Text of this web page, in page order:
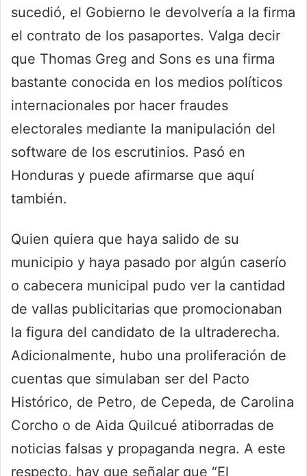
sucedió, el Gobierno le devolvería a la firma
el contrato de los pasaportes. Valga decir
que Thomas Greg and Sons es una firma
bastante conocida en los medios políticos
internacionales por hacer fraudes
electorales mediante la manipulación del
software de los escrutinios. Pasó en
Honduras y puede afirmarse que aquí
también.
Quien quiera que haya salido de su
municipio y haya pasado por algún caserío
o cabecera municipal pudo ver la cantidad
de vallas publicitarias que promocionaban
la figura del candidato de la ultraderecha.
Adicionalmente, hubo una proliferación de
cuentas que simulaban ser del Pacto
Histórico, de Petro, de Cepeda, de Carolina
Corcho o de Aida Quilcué atiborradas de
noticias falsas y propaganda negra. A este
respecto, hay que señalar que “El